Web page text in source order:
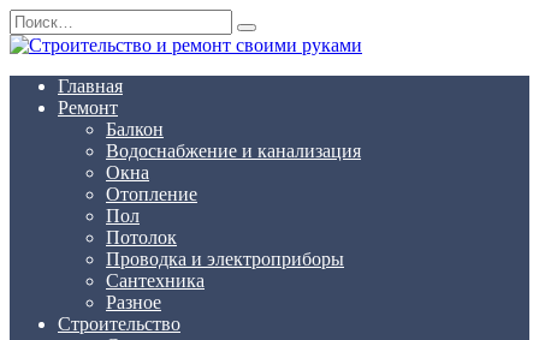
Перейти
к
содержанию
Search
for:
Главная
Ремонт
Балкон
Водоснабжение и канализация
Окна
Отопление
Пол
Потолок
Проводка и электроприборы
Сантехника
Разное
Строительство